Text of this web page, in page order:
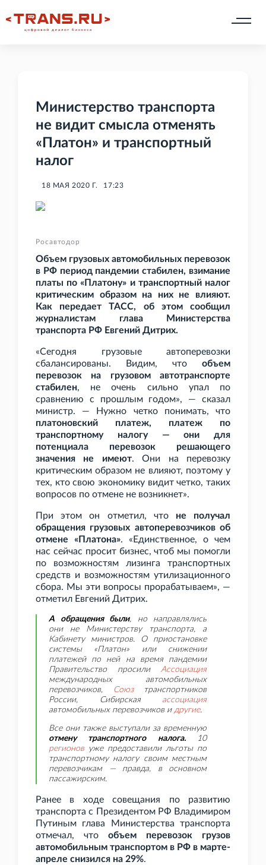
Министерство транспорта
не видит смысла отменять
«Платон» и транспортный
налог
18 МАЯ 2020 Г. 17:23
Росавтодор
Объем грузовых автомобильных перевозок
в РФ период пандемии стабилен, взимание
платы по «Платону» и транспортный налог
критическим образом на них не влияют.
Как передает ТАСС, об этом сообщил
журналистам глава Министерства
транспорта РФ Евгений Дитрих.
«Сегодня грузовые автоперевозки
сбалансированы. Видим, что объем
перевозок на грузовом автотранспорте
стабилен, не очень сильно упал по
сравнению с прошлым годом», — сказал
министр. — Нужно четко понимать, что
платоновский платеж, платеж по
транспортному налогу — они для
потенциала перевозок решающего
значения не имеют. Они на перевозку
критическим образом не влияют, поэтому у
тех, кто свою экономику видит четко, таких
вопросов по отмене не возникнет».
При этом он отметил, что не получал
обращения грузовых автоперевозчиков об
отмене «Платона». «Единственное, о чем
нас сейчас просит бизнес, чтоб мы помогли
по возможностям лизинга транспортных
средств и возможностям утилизационного
сбора. Мы эти вопросы прорабатываем», —
отметил Евгений Дитрих.
А обращения были, но направлялись
они не Министерству транспорта, а
Кабинету министров. О приостановке
системы «Платон» или снижении
платежей по ней на время пандемии
Правительство просили Ассоциация
международных автомобильных
перевозчиков,
Союзтранспортников
России, Сибирская ассоциация
автомобильных перевозчиков и другие.
Все они также выступали за временную
отмену транспортного налога.
10
регионовуже предоставили льготы по
транспортному налогу своим местным
перевозчикам — правда, в основном
пассажирским.
Ранее в ходе совещания по развитию
транспорта с Президентом РФ Владимиром
Путиным глава Министерства транспорта
отмечал, что объем перевозок грузов
автомобильным транспортом в РФ в марте-
апреле снизился на 29%.